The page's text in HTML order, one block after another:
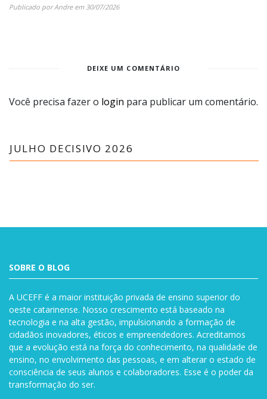
Publicado porAndreem30/07/2026
DEIXE UM COMENTÁRIO
Você precisa fazer o login para publicar um comentário.
JULHO DECISIVO 2026
SOBRE O BLOG
A UCEFF é a maior instituição privada de ensino superior do
oeste catarinense. Nosso crescimento está baseado na
tecnologia e na alta gestão, impulsionando a formação de
cidadãos inovadores, éticos e empreendedores. Acreditamos
que a evolução está na força do conhecimento, na qualidade de
ensino, no envolvimento das pessoas, e em alterar o estado de
consciência de seus alunos e colaboradores. Esse é o poder da
transformação do ser.